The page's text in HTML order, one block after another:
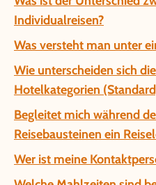
Individualreisen?
Was versteht man unter
Wie unterscheiden sich
Hotelkategorien
Begleitet mich während
Reisebausteinen ein
Wer ist meine